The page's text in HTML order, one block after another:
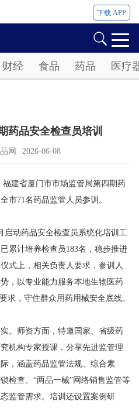
下载 APP
财经 食品 药品 医疗
药品安全检查员培训
网 2026-06-08
建省厦门市市场监管局第四期药
市71名药品监管人员参训。
动药品安全检查员系统化培训工
累计培养检查员183名，稳步推进
式上，相关负责人要求，参训人
，以专业能力服务本地生物医药
求，守住群众用药用械安全底线。
师资方面，特邀国家、省级药
机构专家授课，分享先进监管理
，涵盖药品监管法规、综合素
检查、“两品一械”网络销售监管等
监管需求。培训还设置案例研